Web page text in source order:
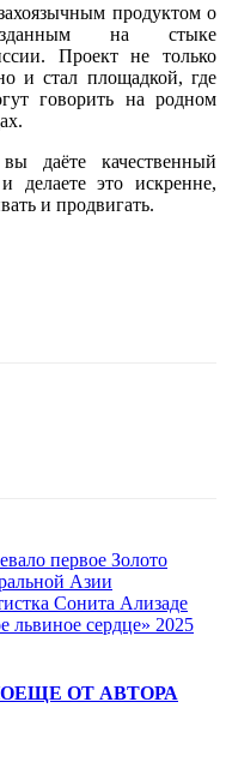
продуктом о
на стыке
Проект не только
и стал площадкой, где
говорить на родном
даёте качественный
делаете это искренне,
и продвигать.
первое Золото
Азии
Сонита Ализаде
львиное сердце» 2025
ЕЩЕ ОТ АВТОРА